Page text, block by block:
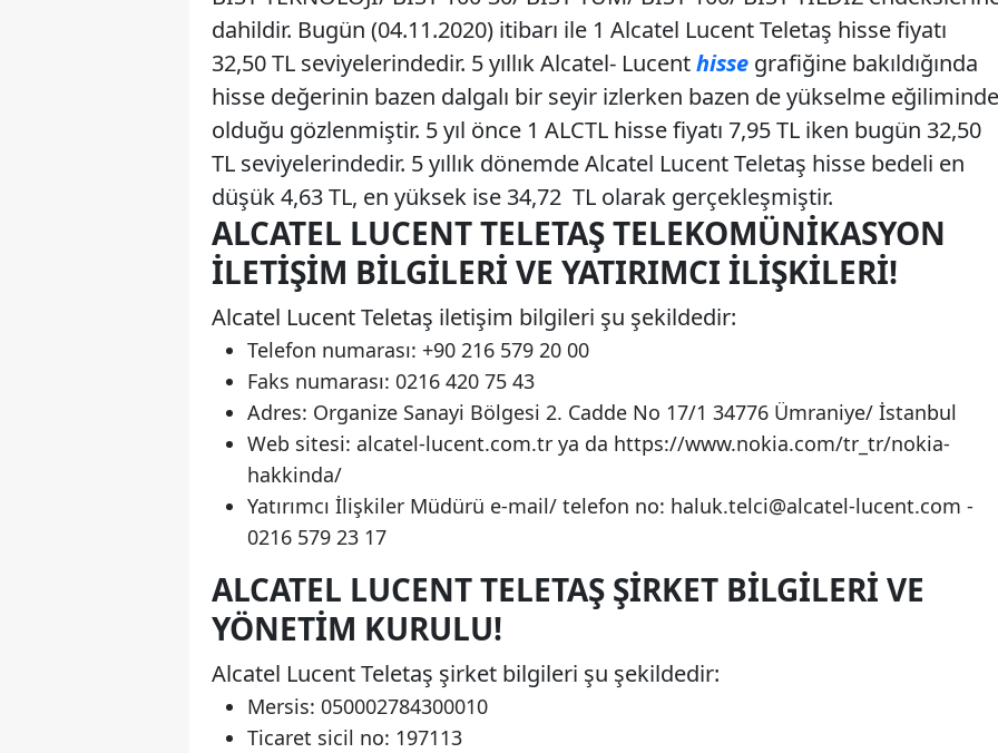
dahildir. Bugün (04.11.2020) itibarı ile 1 Alcatel Lucent Teletaş hisse fiyatı
32,50 TL seviyelerindedir. 5 yıllık Alcatel- Lucenthisse grafiğine bakıldığında
hisse değerinin bazen dalgalı bir seyir izlerken bazen de yükselme eğiliminde
olduğu gözlenmiştir. 5 yıl önce 1 ALCTL hisse fiyatı 7,95 TL iken bugün 32,50
TL seviyelerindedir. 5 yıllık dönemde Alcatel Lucent Teletaş hisse bedeli en
düşük 4,63 TL, en yüksek ise 34,72 TL olarak gerçekleşmiştir.
ALCATEL LUCENT TELETAŞ TELEKOMÜNIKASYON
İLETIŞIM BILGILERI VE YATIRIMCI İLIŞKILERI!
Alcatel Lucent Teletaş iletişim bilgileri şu şekildedir:
Telefon numarası: +90 216 579 20 00
Faks numarası: 0216 420 75 43
Adres: Organize Sanayi Bölgesi 2. Cadde No 17/1 34776 Ümraniye/ İstanbul
Web sitesi: alcatel-lucent.com.tr ya da https://www.nokia.com/tr_tr/nokia-
hakkinda/
Yatırımcı İlişkiler Müdürü e-mail/ telefon no: haluk.telci@alcatel-lucent.com -
0216 579 23 17
ALCATEL LUCENT TELETAŞ ŞIRKET BILGILERI VE
YÖNETIM KURULU!
Alcatel Lucent Teletaş şirket bilgileri şu şekildedir:
Mersis: 050002784300010
Ticaret sicil no: 197113